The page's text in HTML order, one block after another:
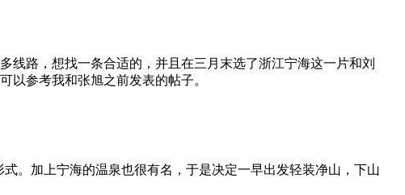
线路，想找一条合适的，并且在三月末选了浙江宁海这一片和刘
以参考我和张旭之前发表的帖子。
。加上宁海的温泉也很有名，于是决定一早出发轻装净山，下山